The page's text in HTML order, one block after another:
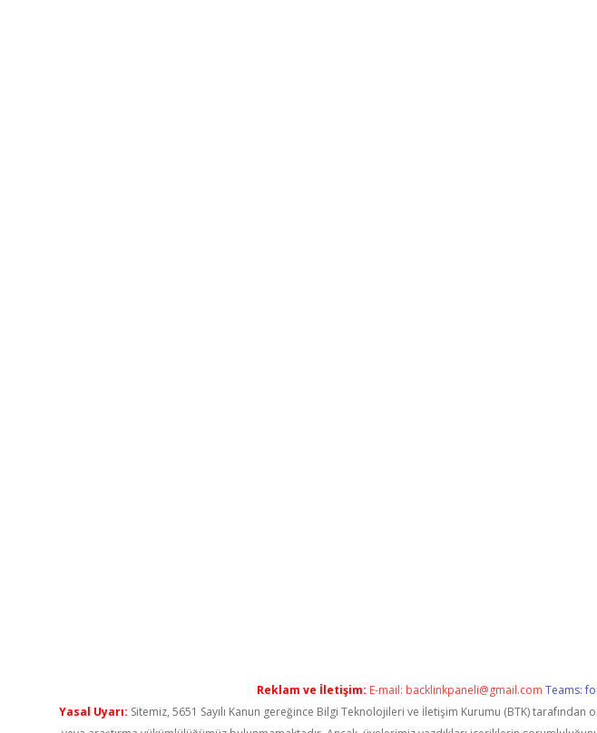
Reklam ve İletişim: E-mail: backlinkpaneli@gmail.com Teams:
Yasal Uyarı: Sitemiz, 5651 Sayılı Kanun gereğince Bilgi Teknolojileri ve İletişim Kurumu (BTK)